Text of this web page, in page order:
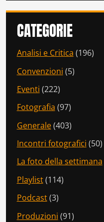
CATEGORIE
Analisi e Critica (196)
Convenzioni (5)
Eventi (222)
Fotografia (97)
Generale(403)
Incontri fotografici (50)
La foto della settimana
Playlist(114)
Podcast(3)
Produzioni (91)